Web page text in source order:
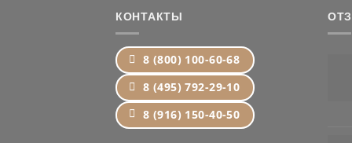
КОНТАКТЫ
8 (800) 100-60-68
8 (495) 792-29-10
8 (916) 150-40-50